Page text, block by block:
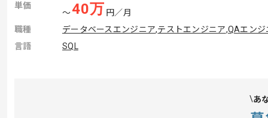
単価
〜40万 円／月
職種
データベースエンジニア,テストエンジニア,QAエンジ
言語
SQL
あ